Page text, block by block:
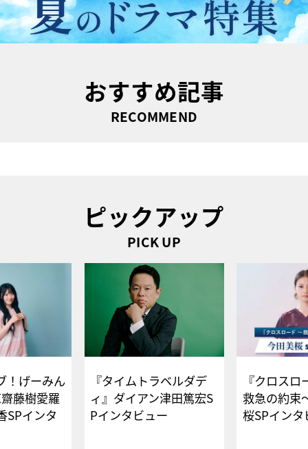
おすすめ記事
RECOMMEND
ピックアップ
PICK UP
！げーみん
藤樹愛羅
SPインタ
『タイムトラベルダデ
ィ』ダイアン津田篤宏S
Pインタビュー
『クロス
救急の約束
桜SPイ